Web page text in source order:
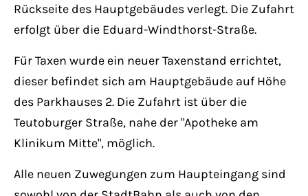
Rückseite des Hauptgebäudes verlegt. Die Zufahrt
erfolgt über die Eduard-Windthorst-Straße.
Für Taxen wurde ein neuer Taxenstand errichtet,
dieser befindet sich am Hauptgebäude auf Höhe
des Parkhauses 2. Die Zufahrt ist über die
Teutoburger Straße, nahe der "Apotheke am
Klinikum Mitte", möglich.
Alle neuen Zuwegungen zum Haupteingang sind